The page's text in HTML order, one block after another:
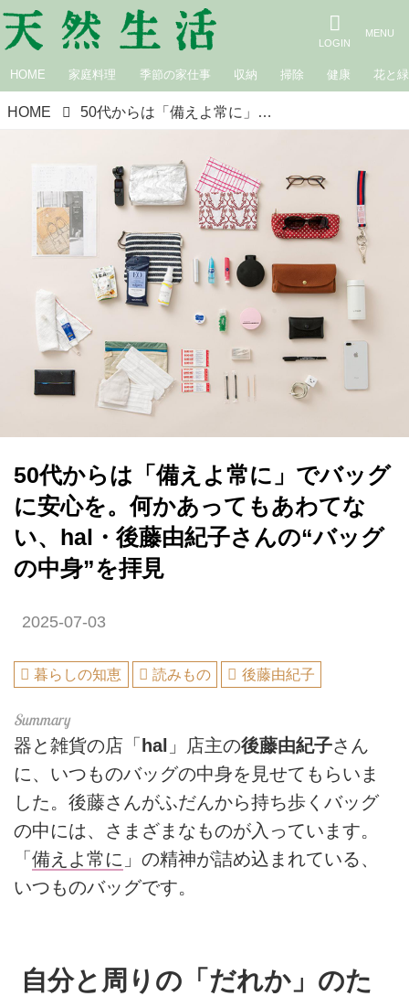
HOME 家庭料理 季節の家仕事 収納 掃除 健康 花と緑
HOME 50代からは「備えよ常に」でバッグに安心を。何かあってもあわてない、hal・後藤由紀子さんの“バッグの中身”を拝見
50代からは「備えよ常に」でバッグ
に安心を。何かあってもあわてな
い、hal・後藤由紀子さんの“バッグ
の中身”を拝見
2025-07-03
暮らしの知恵 読みもの 後藤由紀子
器と雑貨の店「 hal 」店主の後藤由紀子さん
に、いつものバッグの中身を見せてもらいま
した。後藤さんがふだんから持ち歩くバッグ
の中には、さまざまなものが入っています。
「 備えよ常に 」の精神が詰め込まれている、
いつものバッグです。
自分と周りの「だれか」のた